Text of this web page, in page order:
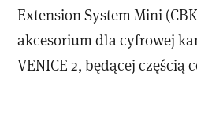
Extension System Mini
akcesorium dla cyfrowej
VENICE 2, będącej